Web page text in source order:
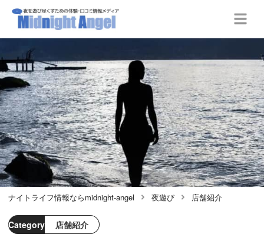
ナイトライフ情報ならmidnight-angel 夜遊び 店舗紹介
Category 店舗紹介